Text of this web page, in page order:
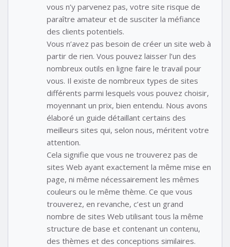
vous n’y parvenez pas, votre site risque de
paraître amateur et de susciter la méfiance
des clients potentiels.
Vous n’avez pas besoin de créer un site web à
partir de rien. Vous pouvez laisser l’un des
nombreux outils en ligne faire le travail pour
vous. Il existe de nombreux types de sites
différents parmi lesquels vous pouvez choisir,
moyennant un prix, bien entendu. Nous avons
élaboré un guide détaillant certains des
meilleurs sites qui, selon nous, méritent votre
attention.
Cela signifie que vous ne trouverez pas de
sites Web ayant exactement la même mise en
page, ni même nécessairement les mêmes
couleurs ou le même thème. Ce que vous
trouverez, en revanche, c’est un grand
nombre de sites Web utilisant tous la même
structure de base et contenant un contenu,
des thèmes et des conceptions similaires.